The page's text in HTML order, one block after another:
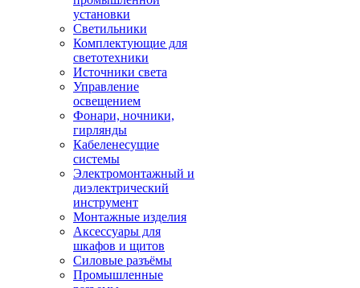
установки
Светильники
Комплектующие для
светотехники
Источники света
Управление
освещением
Фонари, ночники,
гирлянды
Кабеленесущие
системы
Электромонтажный и
диэлектрический
инструмент
Монтажные изделия
Аксессуары для
шкафов и щитов
Силовые разъёмы
Промышленные